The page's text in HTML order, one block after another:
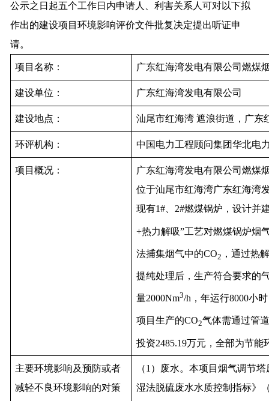
公示之日起五个工作日内申请人、利害关系人可对以下拟
作出的建设项目环境影响评价文件批复决定提出听证申
请。
项目名称： 广东红海湾发电有限公司燃煤
建设单位： 广东红海湾发电有限公司
建设地点： 汕尾市红海湾 遮浪街道，广东
环评机构： 中国电力工程顾问集团华北电
项目概况：
广东红海湾发电有限公司燃煤
位于汕尾市红海湾广东红海湾
现有1#、2#燃煤锅炉，设计并
+热力解吸”工艺对燃煤锅炉烟
法捕集烟气中的CO2 ，通过热
提纯处理后，生产符合要求的
量2000Nm3/h，年运行8000小
项目生产的CO2气体需通过管
投资2485.19万元，全部为节
主要环境影响及预防或者
减轻不良环境影响的对策
（1）废水。本项目烟气调节
湿法脱硫废水水质控制指标》